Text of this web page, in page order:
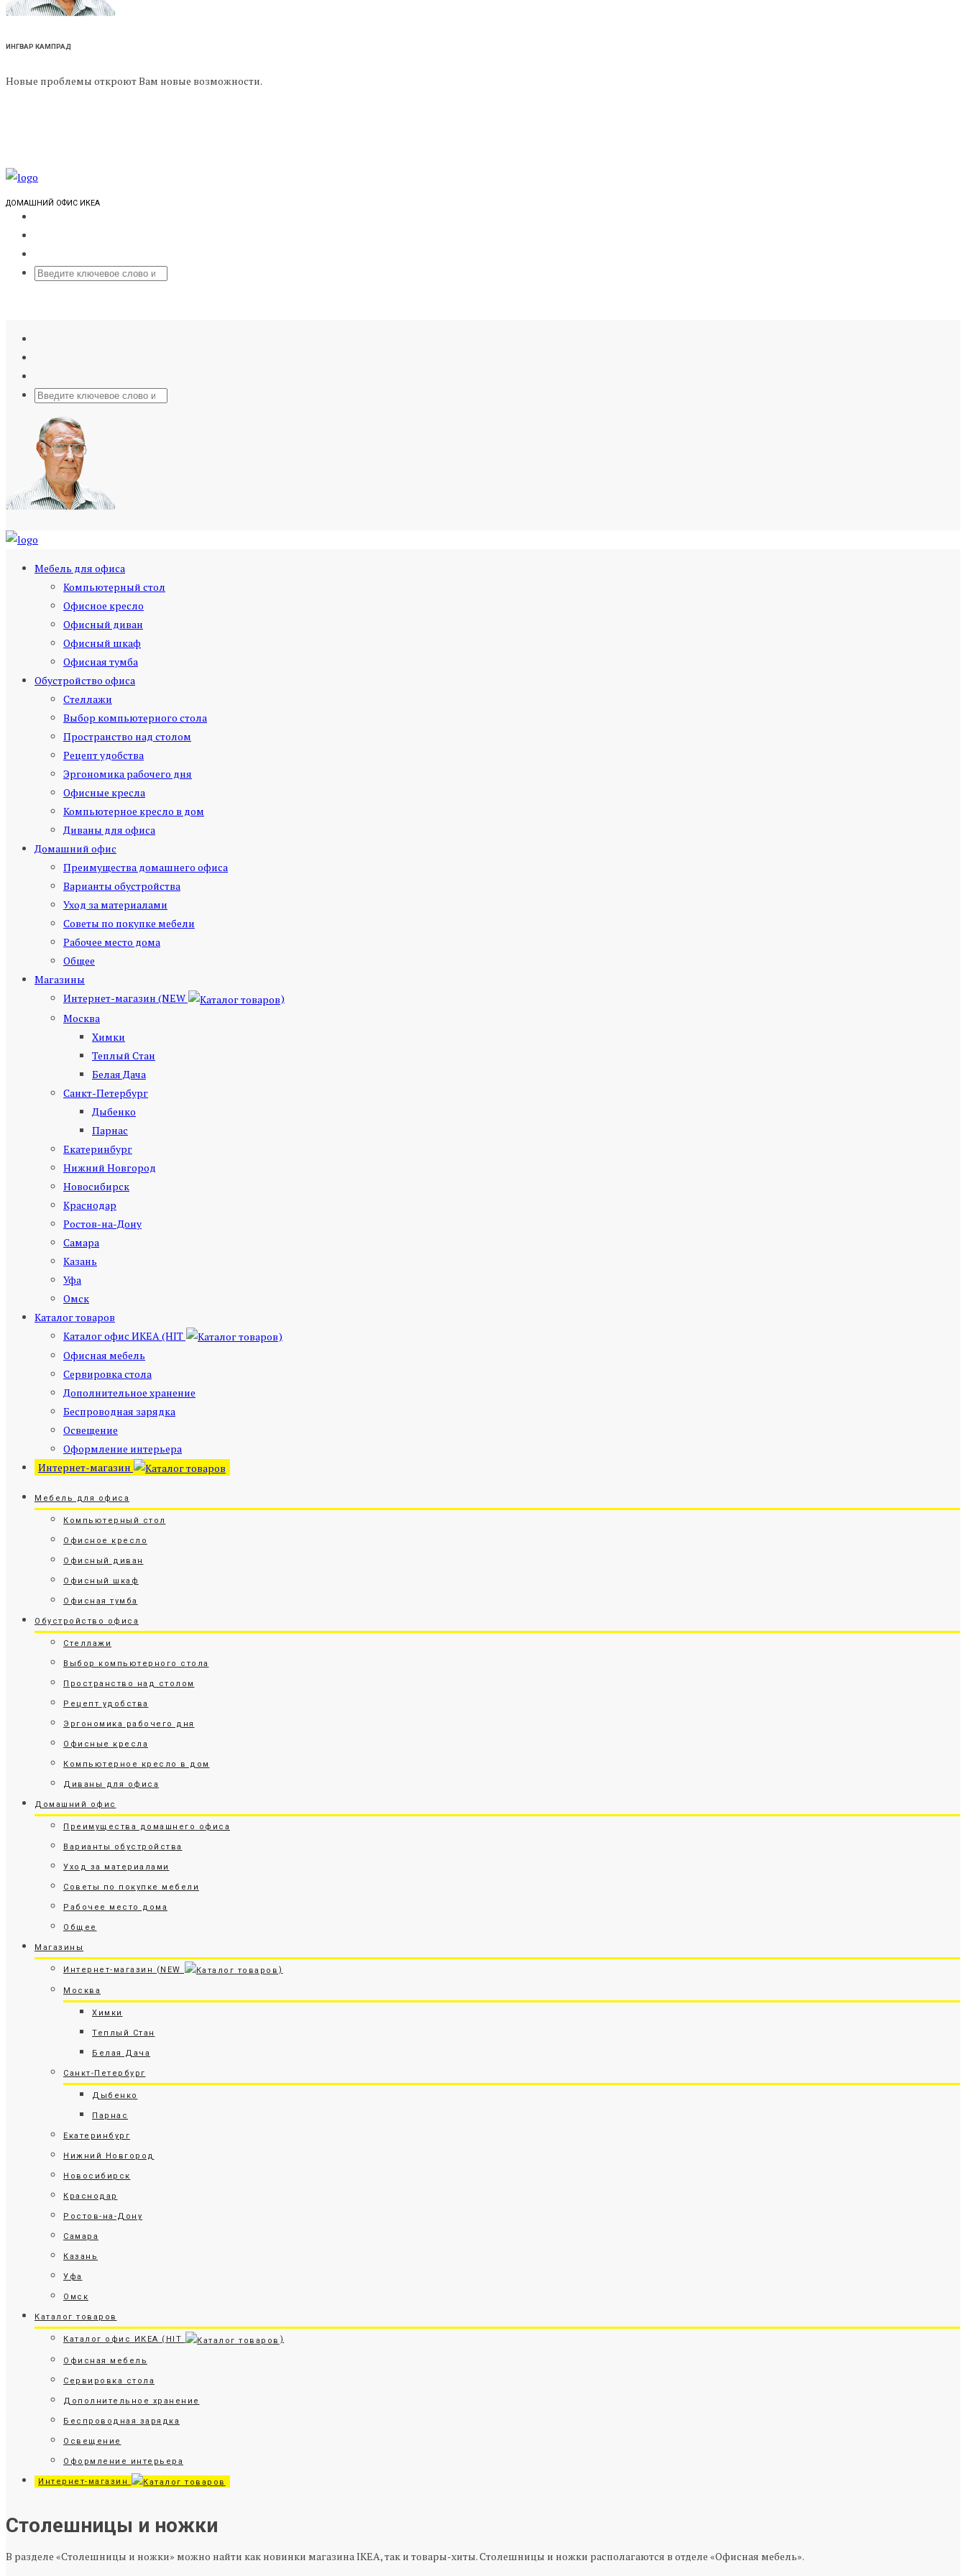
ИНГВАР КАМПРАД
Новые проблемы откроют Вам новые возможности.
ДОМАШНИЙ ОФИС ИКЕА
Мебель для офиса
Компьютерный стол
Офисное кресло
Офисный диван
Офисный шкаф
Офисная тумба
Обустройство офиса
Стеллажи
Выбор компьютерного стола
Пространство над столом
Рецепт удобства
Эргономика рабочего дня
Офисные кресла
Компьютерное кресло в дом
Диваны для офиса
Домашний офис
Преимущества домашнего офиса
Варианты обустройства
Уход за материалами
Советы по покупке мебели
Рабочее место дома
Общее
Магазины
Интернет-магазин (NEW
)
Москва
Химки
Теплый Стан
Белая Дача
Санкт-Петербург
Дыбенко
Парнас
Екатеринбург
Нижний Новгород
Новосибирск
Краснодар
Ростов-на-Дону
Самара
Казань
Уфа
Омск
Каталог товаров
Каталог офис ИКЕА (HIT
)
Офисная мебель
Сервировка стола
Дополнительное хранение
Беспроводная зарядка
Освещение
Оформление интерьера
Интернет-магазин
Мебель для офиса
Компьютерный стол
Офисное кресло
Офисный диван
Офисный шкаф
Офисная тумба
Обустройство офиса
Стеллажи
Выбор компьютерного стола
Пространство над столом
Рецепт удобства
Эргономика рабочего дня
Офисные кресла
Компьютерное кресло в дом
Диваны для офиса
Домашний офис
Преимущества домашнего офиса
Варианты обустройства
Уход за материалами
Советы по покупке мебели
Рабочее место дома
Общее
Магазины
Интернет-магазин (NEW )
Москва
Химки
Теплый Стан
Белая Дача
Санкт-Петербург
Дыбенко
Парнас
Екатеринбург
Нижний Новгород
Новосибирск
Краснодар
Ростов-на-Дону
Самара
Казань
Уфа
Омск
Каталог товаров
Каталог офис ИКЕА (HIT )
Офисная мебель
Сервировка стола
Дополнительное хранение
Беспроводная зарядка
Освещение
Оформление интерьера
Интернет-магазин
Столешницы и ножки
В разделе «Столешницы и ножки» можно найти как новинки магазина IKEA, так и товары-хиты. Столешницы и ножки располагаются в отделе «Офисная мебель».